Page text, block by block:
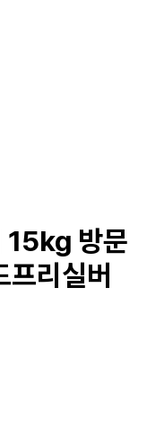
15kg 방문
리실버